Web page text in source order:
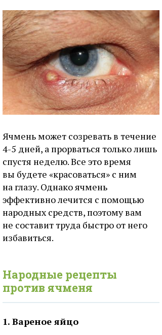
Ячмень может созревать в течение
4-5 дней, а прорваться только лишь
спустя неделю. Все это время
вы будете «красоваться» с ним
на глазу. Однако ячмень
эффективно лечится с помощью
народных средств, поэтому вам
не составит труда быстро от него
избавиться.
Народные рецепты
против ячменя
1. Вареное яйцо